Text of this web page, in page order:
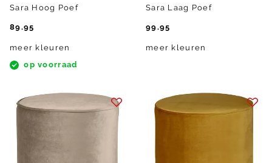
Sara Hoog Poef
89.95
meer kleuren
op voorraad
Sara Laag Poef
99.95
meer kleuren